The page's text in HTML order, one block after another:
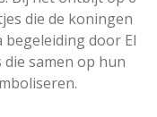
die de koningen
door El
samen op hun